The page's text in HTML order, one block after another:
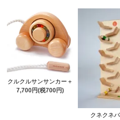
クルクルサンサンカー＋
7,700円(税700円)
クネクネ